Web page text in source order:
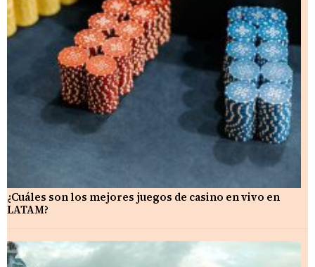
¿Cuáles son los mejores juegos de casino en vivo en
LATAM?